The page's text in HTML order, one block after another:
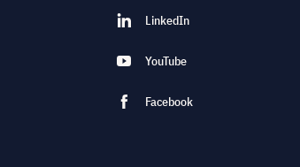
LinkedIn
YouTube
Facebook